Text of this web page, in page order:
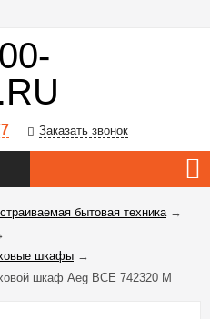
Заказать звонок
бытовая техника→
шкафы →
шкаф Aeg BCE 742320 M